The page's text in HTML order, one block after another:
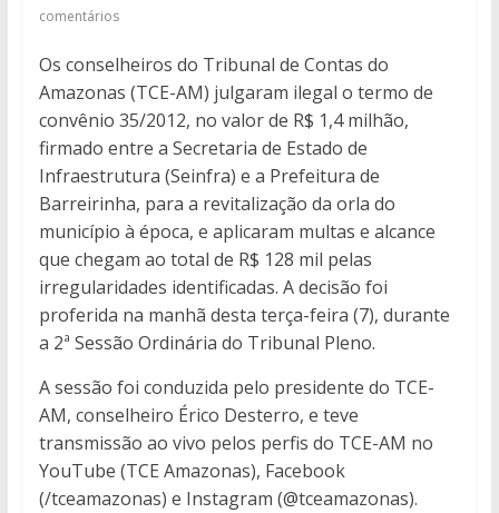
comentários
Os conselheiros do Tribunal de Contas do
Amazonas (TCE-AM) julgaram ilegal o termo de
convênio 35/2012, no valor de R$ 1,4 milhão,
firmado entre a Secretaria de Estado de
Infraestrutura (Seinfra) e a Prefeitura de
Barreirinha, para a revitalização da orla do
município à época, e aplicaram multas e alcance
que chegam ao total de R$ 128 mil pelas
irregularidades identificadas. A decisão foi
proferida na manhã desta terça-feira (7), durante
a 2ª Sessão Ordinária do Tribunal Pleno.
A sessão foi conduzida pelo presidente do TCE-
AM, conselheiro Érico Desterro, e teve
transmissão ao vivo pelos perfis do TCE-AM no
YouTube (TCE Amazonas), Facebook
(/tceamazonas) e Instagram (@tceamazonas).